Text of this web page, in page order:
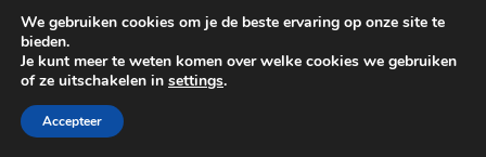
We gebruiken cookies om je de beste ervaring op onze site te
bieden.
Je kunt meer te weten komen over welke cookies we gebruiken
of ze uitschakelen in settings.
Accepteer